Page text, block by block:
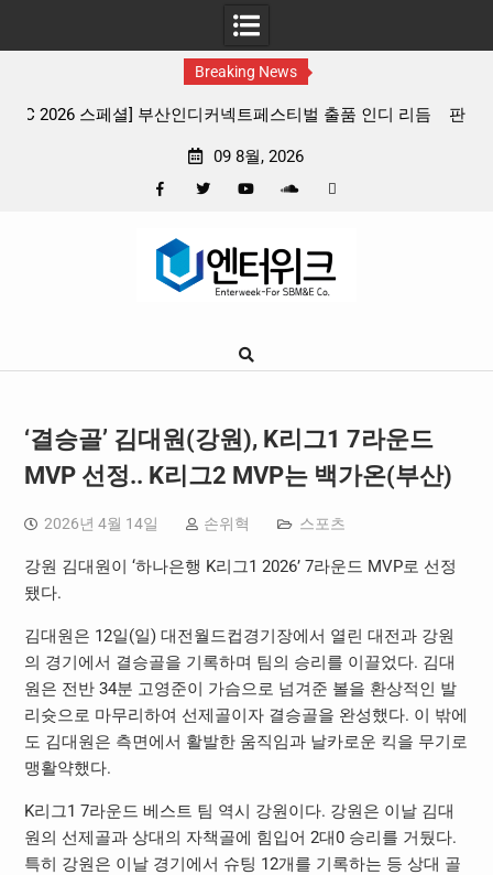
Breaking News
듬
판타지 케이팝 애니메이션 ‘고스트밴드’ 8월 26일(수) 개봉
09 8월, 2026
Google
‘결승골’ 김대원(강원), K리그1 7라운드
MVP 선정.. K리그2 MVP는 백가온(부산)
2026년 4월 14일 손위혁 스포츠
강원 김대원이 ‘하나은행 K리그1 2026’ 7라운드 MVP로 선정
됐다.
김대원은 12일(일) 대전월드컵경기장에서 열린 대전과 강원
의 경기에서 결승골을 기록하며 팀의 승리를 이끌었다. 김대
원은 전반 34분 고영준이 가슴으로 넘겨준 볼을 환상적인 발
리슛으로 마무리하여 선제골이자 결승골을 완성했다. 이 밖에
도 김대원은 측면에서 활발한 움직임과 날카로운 킥을 무기로
맹활약했다.
K리그1 7라운드 베스트 팀 역시 강원이다. 강원은 이날 김대
원의 선제골과 상대의 자책골에 힘입어 2대0 승리를 거뒀다.
특히 강원은 이날 경기에서 슈팅 12개를 기록하는 등 상대 골